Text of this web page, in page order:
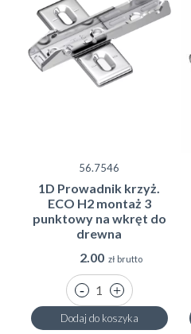
56.7546
1D Prowadnik krzyż.
ECO H2 montaż 3
punktowy na wkręt do
drewna
2.00 zł brutto
Dodaj do koszyka